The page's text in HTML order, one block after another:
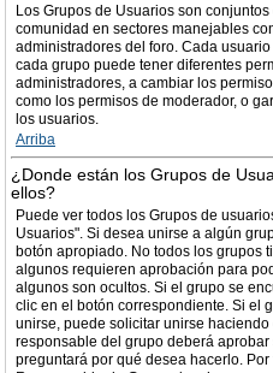
Los Grupos de Usuarios son
comunidad en sectores manejables
administradores del foro. Cada
cada grupo puede tener diferentes
administradores, a cambiar los
como los permisos de moderador, o
los usuarios.
Arriba
¿Donde están los Grupos de
ellos?
Puede ver todos los Grupos de
Usuarios". Si desea unirse a algún
botón apropiado. No todos los grupos
algunos requieren aprobación para
algunos son ocultos. Si el grupo se
clic en el botón correspondiente. Si el
unirse, puede solicitar unirse
responsable del grupo deberá
preguntará por qué desea hacerlo.